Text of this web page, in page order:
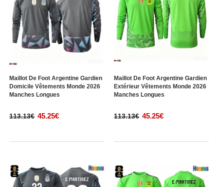
Maillot De Foot Argentine Gardien
Domicile Vêtements Monde 2026
Manches Longues
113.13€ 45.25€
Maillot De Foot Argentine Gardien
Extérieur Vêtements Monde 2026
Manches Longues
113.13€ 45.25€